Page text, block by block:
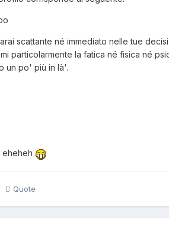
scattante né immediato nelle tue
particolarmente la fatica né fisica né
un po' più in là'.
eheheh
Quote